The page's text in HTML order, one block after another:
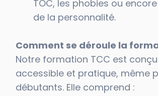
TOC, les phobies ou
de la personnalité.
Comment se déroule la
Notre formation TCC est
accessible et pratique, même
débutants. Elle comprend :